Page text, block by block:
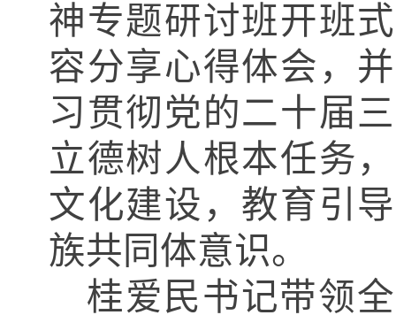
神专题研讨班开班
容分享心得体会，
习贯彻党的二十届
立德树人根本任务
文化建设，教育引
族共同体意识。
桂爱民书记带领